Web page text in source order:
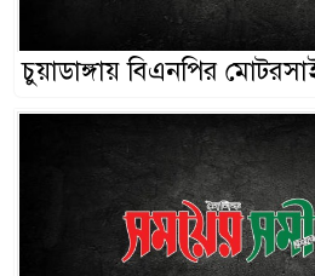
চুয়াডাঙ্গায় বিএনপির